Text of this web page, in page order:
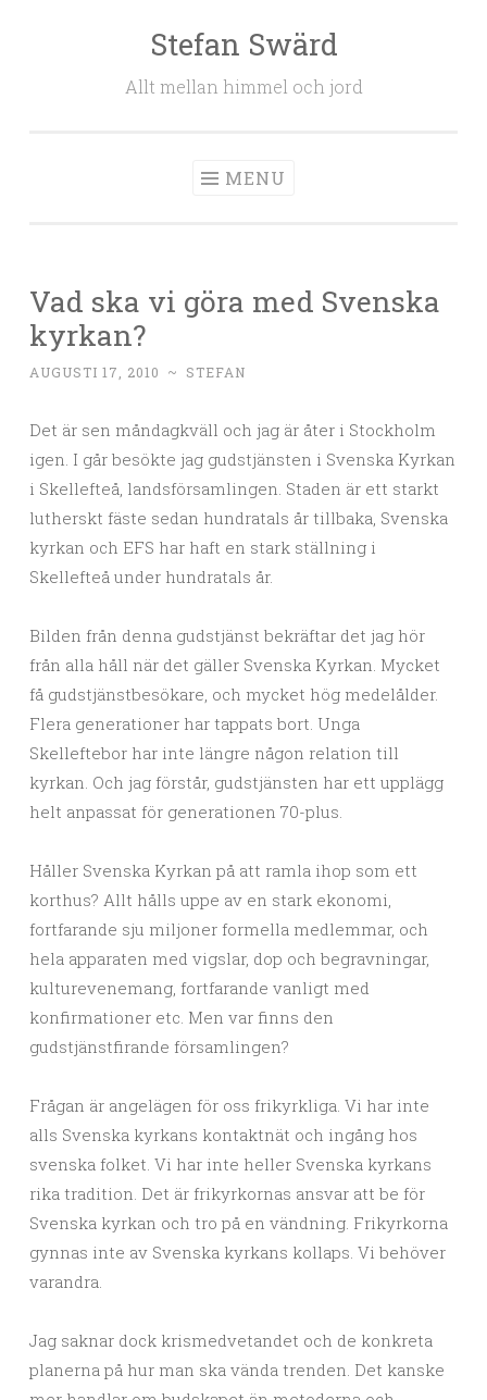
Stefan Swärd
Allt mellan himmel och jord
MENU
Vad ska vi göra med Svenska
kyrkan?
AUGUSTI 17, 2010 ~ STEFAN
Det är sen måndagkväll och jag är åter i Stockholm
igen. I går besökte jag gudstjänsten i Svenska Kyrkan
i Skellefteå, landsförsamlingen. Staden är ett starkt
lutherskt fäste sedan hundratals år tillbaka, Svenska
kyrkan och EFS har haft en stark ställning i
Skellefteå under hundratals år.
Bilden från denna gudstjänst bekräftar det jag hör
från alla håll när det gäller Svenska Kyrkan. Mycket
få gudstjänstbesökare, och mycket hög medelålder.
Flera generationer har tappats bort. Unga
Skelleftebor har inte längre någon relation till
kyrkan. Och jag förstår, gudstjänsten har ett upplägg
helt anpassat för generationen 70-plus.
Håller Svenska Kyrkan på att ramla ihop som ett
korthus? Allt hålls uppe av en stark ekonomi,
fortfarande sju miljoner formella medlemmar, och
hela apparaten med vigslar, dop och begravningar,
kulturevenemang, fortfarande vanligt med
konfirmationer etc. Men var finns den
gudstjänstfirande församlingen?
Frågan är angelägen för oss frikyrkliga. Vi har inte
alls Svenska kyrkans kontaktnät och ingång hos
svenska folket. Vi har inte heller Svenska kyrkans
rika tradition. Det är frikyrkornas ansvar att be för
Svenska kyrkan och tro på en vändning. Frikyrkorna
gynnas inte av Svenska kyrkans kollaps. Vi behöver
varandra.
Jag saknar dock krismedvetandet och de konkreta
planerna på hur man ska vända trenden. Det kanske